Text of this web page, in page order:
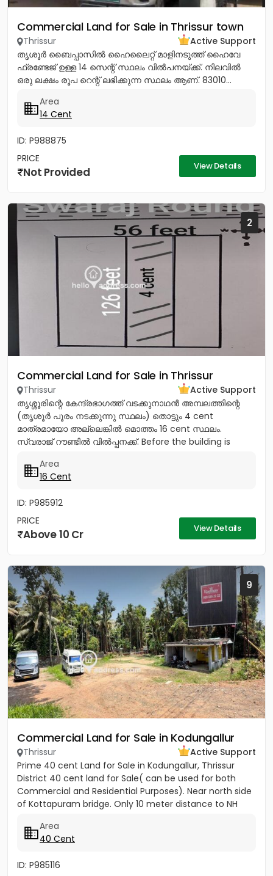
Commercial Land for Sale in Thrissur town
Thrissur
Active Support
തൃശൂർ ബൈപ്പാസിൽ ഹൈലൈറ്റ് മാളിനടുത്ത് ഹൈവേ
ഫ്രണ്ടേജ് ഉള്ള 14 സെന്റ് സ്ഥലം വിൽപനയ്ക്ക്. നിലവിൽ
ഒരു ലക്ഷം രൂപ റെന്റ് ലഭിക്കുന്ന സ്ഥലം ആണ്. 83010...
Area
14 Cent
ID: P988875
PRICE
Not Provided View Details
2
Commercial Land for Sale in Thrissur
Thrissur
Active Support
തൃശ്ശൂരിന്റെ കേന്ദ്രഭാഗത്ത് വടക്കുനാഥൻ അമ്പലത്തിന്റെ
(തൃശൂർ പൂരം നടക്കുന്നു സ്ഥലം) തൊട്ടും 4 cent
മാത്രമായോ അല്ലെങ്കിൽ മൊത്തം 16 cent സ്ഥലം.
സ്വരാജ് റൗണ്ടിൽ വിൽപ്പനക്ക്. Before the building is
Area
16 Cent
ID: P985912
PRICE
Above 10 Cr View Details
9
Commercial Land for Sale in Kodungallur
Thrissur
Active Support
Prime 40 cent Land for Sale in Kodungallur, Thrissur
District 40 cent land for Sale( can be used for both
Commercial and Residential Purposes). Near north side
of Kottapuram bridge. Only 10 meter distance to NH
Area
40 Cent
ID: P985116